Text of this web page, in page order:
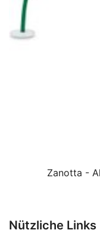
Zanotta -
Nützliche Links